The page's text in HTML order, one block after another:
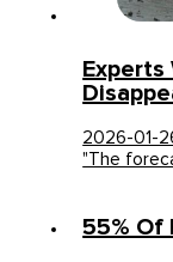
Experts
2026-01-
"The
55% Of